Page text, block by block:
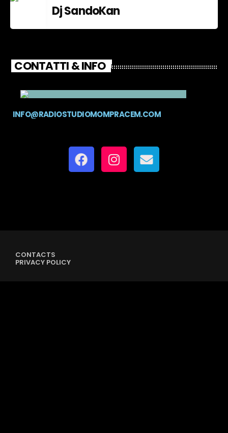
Dj SandoKan
CONTATTI & INFO
INFO@RADIOSTUDIOMOMPRACEM.COM
CONTACTS
PRIVACY POLICY